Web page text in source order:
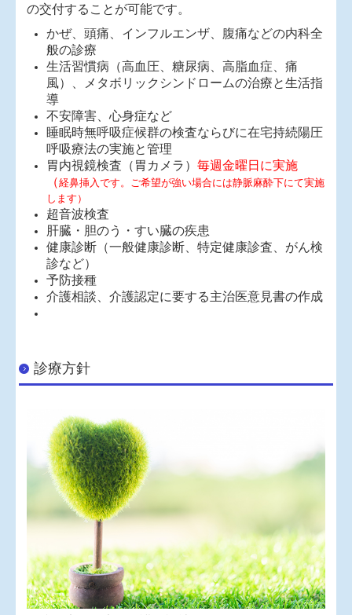
の交付することが可能です。
かぜ、頭痛、インフルエンザ、腹痛などの内科全
般の診療
生活習慣病（高血圧、糖尿病、高脂血症、痛
風）、メタボリックシンドロームの治療と生活指
導
不安障害、心身症など
睡眠時無呼吸症候群の検査ならびに在宅持続陽圧
呼吸療法の実施と管理
胃内視鏡検査（胃カメラ）毎週金曜日に実施
（経鼻挿入です。ご希望が強い場合には静脈麻酔下にて実施
します）
超音波検査
肝臓・胆のう・すい臓の疾患
健康診断（一般健康診断、特定健康診査、がん検
診など）
予防接種
介護相談、介護認定に要する主治医意見書の作成
診療方針